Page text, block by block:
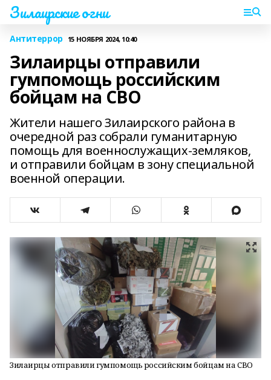
Зилаирские огни
Антитеррор 15 НОЯБРЯ 2024, 10:40
Зилаирцы отправили
гумпомощь российским
бойцам на СВО
Жители нашего Зилаирского района в
очередной раз собрали гуманитарную
помощь для военнослужащих-земляков,
и отправили бойцам в зону специальной
военной операции.
Зилаирцы отправили гумпомощь российским бойцам на СВО